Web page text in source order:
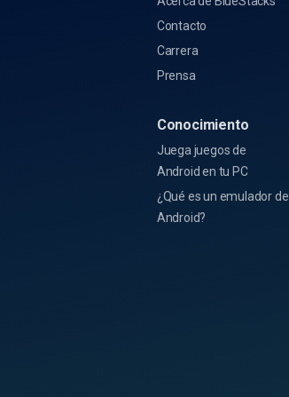
Contacto
Carrera
Prensa
Conocimiento
Juega juegos de
Android en tu PC
¿Qué es un emulador de
Android?